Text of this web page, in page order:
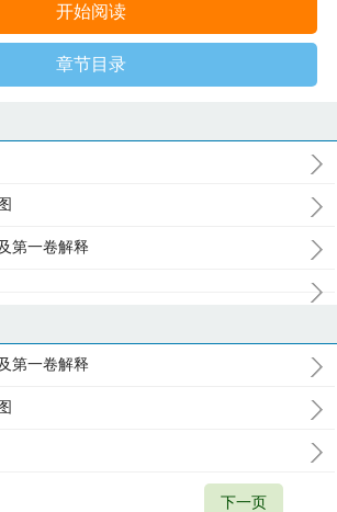
开始阅读
章节目录
第一卷解释
第一卷解释
下一页